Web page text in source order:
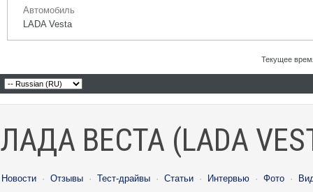
Автомобиль
LADA Vesta
Текущее
ЛАДА ВЕСТА (LADA
Новости · Отзывы · Тест-драйвы · Статьи · Интервью · Фото ·